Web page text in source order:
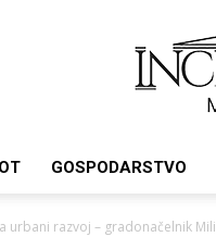
GOSPODARSTVO
urbani razvoj – gradonačelnik